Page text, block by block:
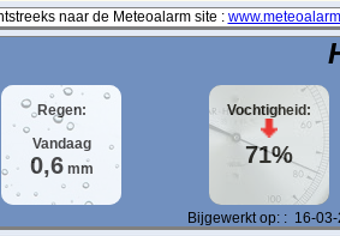
naar de Meteoalarm site :
Regen:
Vandaag
0,6mm
Vochtigheid:
71%
Bijgewerkt op: : 16-